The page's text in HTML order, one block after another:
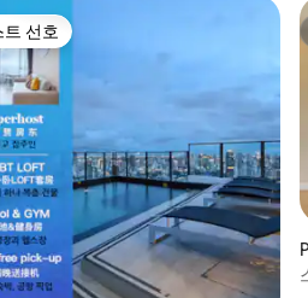
스트 선호
트 선호